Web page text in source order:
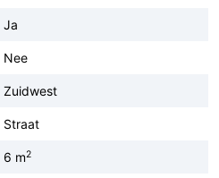
Ja
Nee
Zuidwest
Straat
6 m2